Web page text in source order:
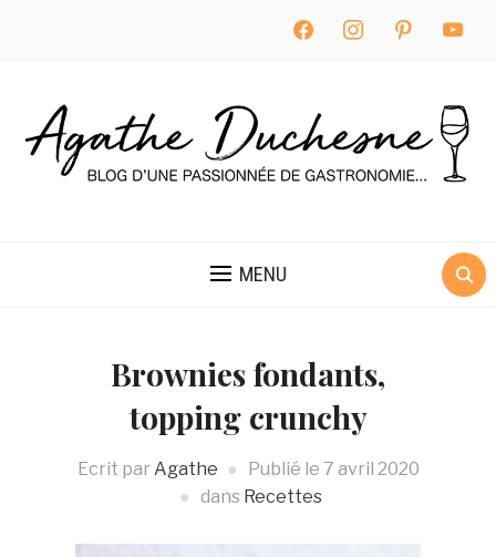
facebook instagram pinterest youtube
MENU
Brownies fondants,
topping crunchy
Ecrit par Agathe Publié le 7 avril 2020
dans Recettes